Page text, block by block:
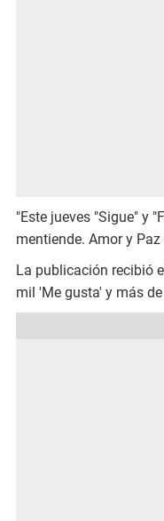
"Este jueves "Sigue" y
mentiende. Amor y
La publicación recibió
mil 'Me gusta' y más